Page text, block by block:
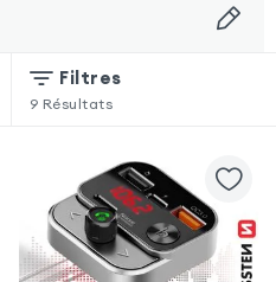
Filtres
9 Résultats